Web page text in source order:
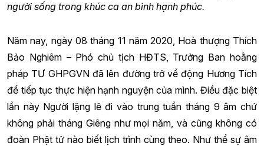
người sống trong khúc ca an bình hạnh phúc.
Năm nay, ngày 08 tháng 11 năm 2020, Hoà thượng Thích
Bảo Nghiêm – Phó chủ tịch HĐTS, Trưởng Ban hoằng
pháp TƯ GHPGVN đã lên đường trở về động Hương Tích
để tiếp tục thực hiện hạnh nguyện của mình. Điều đặc biệt
lần này Người lặng lẽ đi vào trung tuần tháng 9 âm chứ
không phải tháng Giêng như mọi năm, và cũng không có
đoàn Phật tử nào biết lịch trình cùng theo. Như thể sự âm